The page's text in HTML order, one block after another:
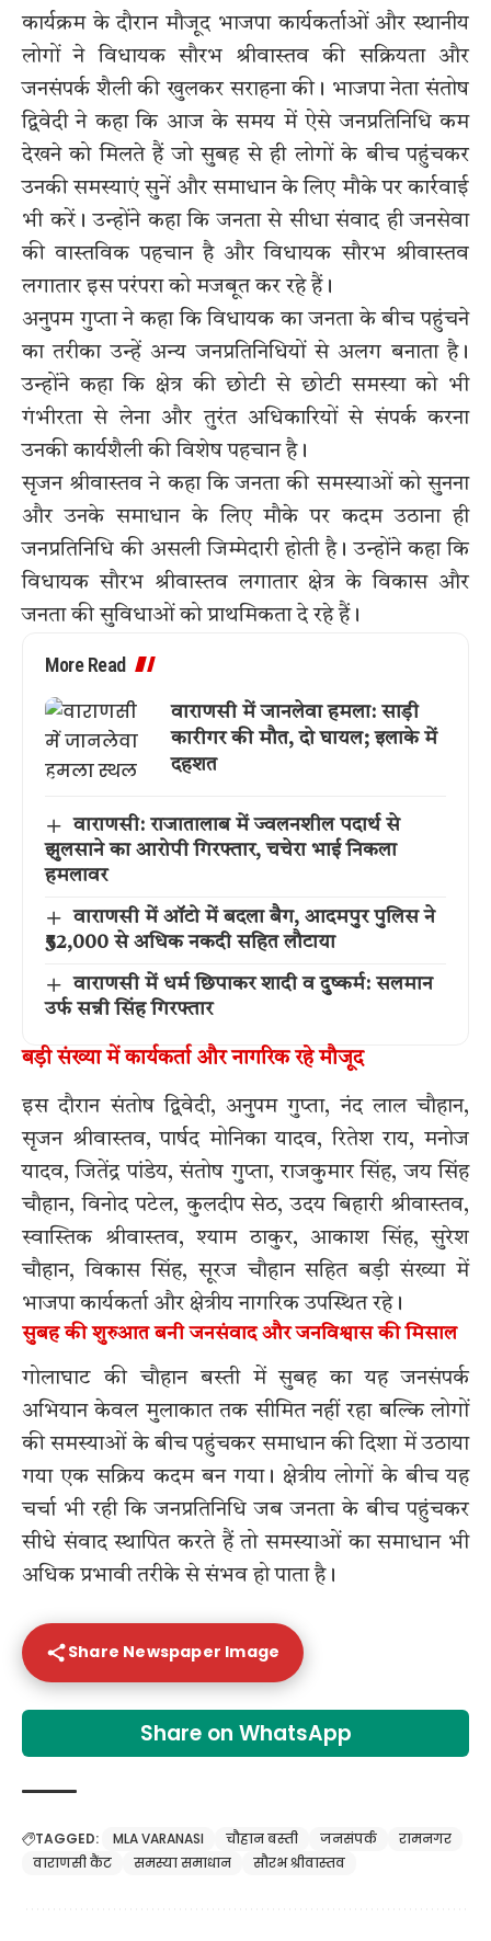
कार्यक्रम के दौरान मौजूद भाजपा कार्यकर्ताओं और स्थानीय
लोगों ने विधायक सौरभ श्रीवास्तव की सक्रियता और
जनसंपर्क शैली की खुलकर सराहना की। भाजपा नेता संतोष
द्विवेदी ने कहा कि आज के समय में ऐसे जनप्रतिनिधि कम
देखने को मिलते हैं जो सुबह से ही लोगों के बीच पहुंचकर
उनकी समस्याएं सुनें और समाधान के लिए मौके पर कार्रवाई
भी करें। उन्होंने कहा कि जनता से सीधा संवाद ही जनसेवा
की वास्तविक पहचान है और विधायक सौरभ श्रीवास्तव
लगातार इस परंपरा को मजबूत कर रहे हैं।
अनुपम गुप्ता ने कहा कि विधायक का जनता के बीच पहुंचने
का तरीका उन्हें अन्य जनप्रतिनिधियों से अलग बनाता है।
उन्होंने कहा कि क्षेत्र की छोटी से छोटी समस्या को भी
गंभीरता से लेना और तुरंत अधिकारियों से संपर्क करना
उनकी कार्यशैली की विशेष पहचान है।
सृजन श्रीवास्तव ने कहा कि जनता की समस्याओं को सुनना
और उनके समाधान के लिए मौके पर कदम उठाना ही
जनप्रतिनिधि की असली जिम्मेदारी होती है। उन्होंने कहा कि
विधायक सौरभ श्रीवास्तव लगातार क्षेत्र के विकास और
जनता की सुविधाओं को प्राथमिकता दे रहे हैं।
More Read
वाराणसी में जानलेवा हमला: साड़ी
कारीगर की मौत, दो घायल; इलाके में
दहशत
वाराणसी: राजातालाब में ज्वलनशील पदार्थ से
झुलसाने का आरोपी गिरफ्तार, चचेरा भाई निकला
हमलावर
वाराणसी में ऑटो में बदला बैग, आदमपुर पुलिस ने
₹52,000 से अधिक नकदी सहित लौटाया
वाराणसी में धर्म छिपाकर शादी व दुष्कर्म: सलमान
उर्फ सन्नी सिंह गिरफ्तार
बड़ी संख्या में कार्यकर्ता और नागरिक रहे मौजूद
इस दौरान संतोष द्विवेदी, अनुपम गुप्ता, नंद लाल चौहान,
सृजन श्रीवास्तव, पार्षद मोनिका यादव, रितेश राय, मनोज
यादव, जितेंद्र पांडेय, संतोष गुप्ता, राजकुमार सिंह, जय सिंह
चौहान, विनोद पटेल, कुलदीप सेठ, उदय बिहारी श्रीवास्तव,
स्वास्तिक श्रीवास्तव, श्याम ठाकुर, आकाश सिंह, सुरेश
चौहान, विकास सिंह, सूरज चौहान सहित बड़ी संख्या में
भाजपा कार्यकर्ता और क्षेत्रीय नागरिक उपस्थित रहे।
सुबह की शुरुआत बनी जनसंवाद और जनविश्वास की मिसाल
गोलाघाट की चौहान बस्ती में सुबह का यह जनसंपर्क
अभियान केवल मुलाकात तक सीमित नहीं रहा बल्कि लोगों
की समस्याओं के बीच पहुंचकर समाधान की दिशा में उठाया
गया एक सक्रिय कदम बन गया। क्षेत्रीय लोगों के बीच यह
चर्चा भी रही कि जनप्रतिनिधि जब जनता के बीच पहुंचकर
सीधे संवाद स्थापित करते हैं तो समस्याओं का समाधान भी
अधिक प्रभावी तरीके से संभव हो पाता है।
Share Newspaper Image
Share on WhatsApp
TAGGED: MLA VARANASI चौहान बस्ती जनसंपर्क
रामनगर
वाराणसी कैंट
समस्या समाधान सौरभ श्रीवास्तव